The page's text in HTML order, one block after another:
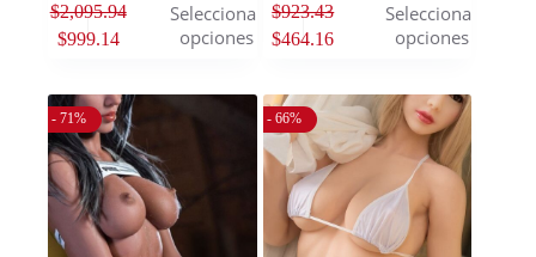
$2,095.94
$999.14
Seleccionar
opciones
$923.43
$464.16
Seleccionar
opciones
- 71% - 66%